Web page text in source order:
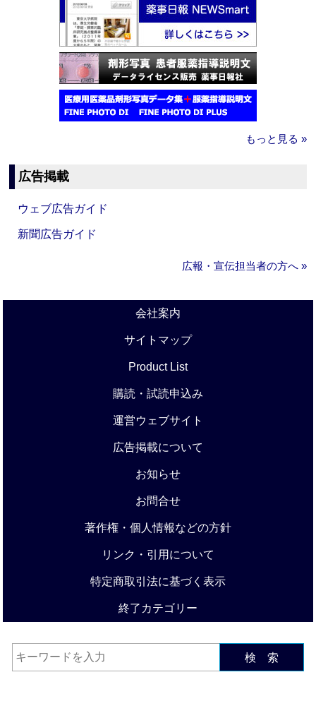
もっと見る »
広告掲載
ウェブ広告ガイド
新聞広告ガイド
広報・宣伝担当者の方へ »
会社案内
サイトマップ
Product List
購読・試読申込み
運営ウェブサイト
広告掲載について
お知らせ
お問合せ
著作権・個人情報などの方針
リンク・引用について
特定商取引法に基づく表示
終了カテゴリー
検 索